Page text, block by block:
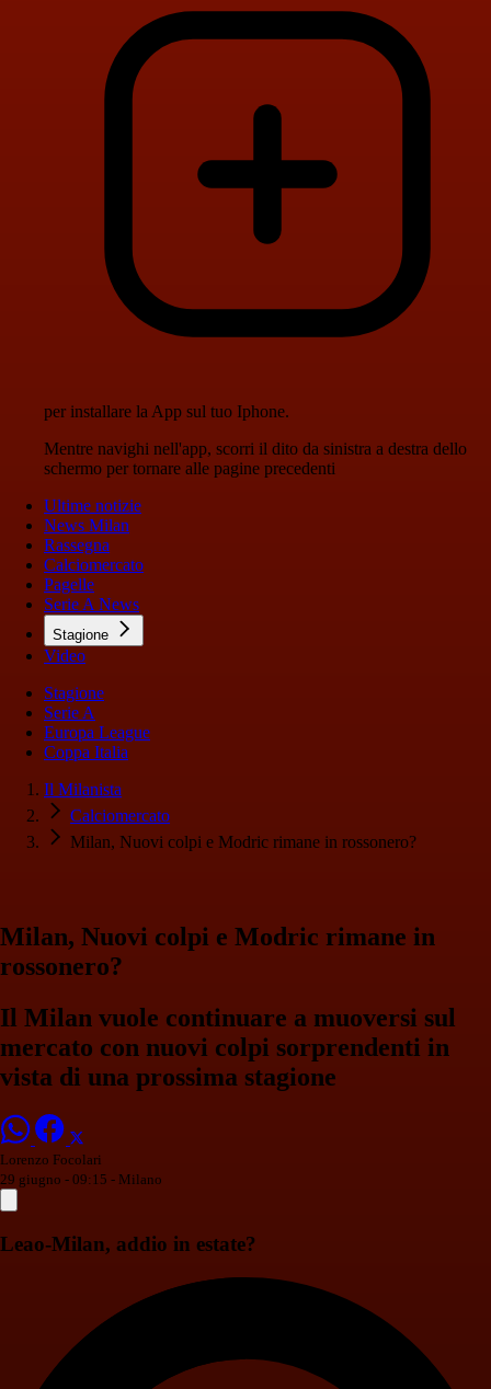
per installare la App sul tuo Iphone.
Mentre navighi nell'app, scorri il dito da sinistra a destra dello
schermo per tornare alle pagine precedenti
Ultime notizie
News Milan
Rassegna
Calciomercato
Pagelle
Serie A News
Stagione
Video
Stagione
Serie A
Europa League
Coppa Italia
Il Milanista
Calciomercato
Milan, Nuovi colpi e Modric rimane in rossonero?
Milan, Nuovi colpi e Modric rimane in
rossonero?
Il Milan vuole continuare a muoversi sul
mercato con nuovi colpi sorprendenti in
vista di una prossima stagione
Lorenzo Focolari
29 giugno - 09:15 - Milano
Leao-Milan, addio in estate?